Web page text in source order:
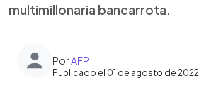
multimillonaria bancarrota.
PorAFP
Publicado el 01 de agosto de 2022